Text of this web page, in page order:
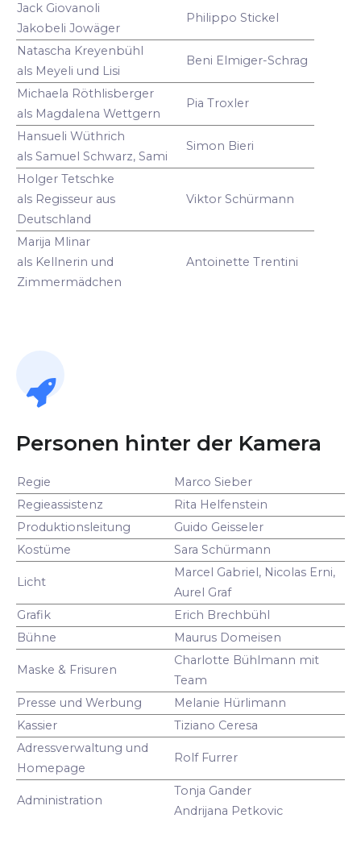
Jack Giovanoli
Jakobeli Jowäger
Philippo Stickel
Natascha Kreyenbühl
als Meyeli und Lisi
Beni Elmiger-Schrag
Michaela Röthlisberger
als Magdalena Wettgern
Pia Troxler
Hansueli Wüthrich
als Samuel Schwarz, Sami
Simon Bieri
Holger Tetschke
als Regisseur aus
Deutschland
Viktor Schürmann
Marija Mlinar
als Kellnerin und
Zimmermädchen
Antoinette Trentini
Personen hinter der Kamera
Regie
Marco Sieber
Regieassistenz
Rita Helfenstein
Produktionsleitung
Guido Geisseler
Kostüme
Sara Schürmann
Licht
Marcel Gabriel, Nicolas Erni,
Aurel Graf
Grafik
Erich Brechbühl
Bühne
Maurus Domeisen
Maske & Frisuren
Charlotte Bühlmann mit
Team
Presse und Werbung
Melanie Hürlimann
Kassier
Tiziano Ceresa
Adressverwaltung und
Homepage
Rolf Furrer
Administration
Tonja Gander
Andrijana Petkovic